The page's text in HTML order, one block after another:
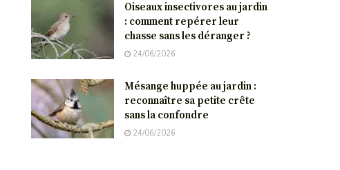
Oiseaux insectivores au jardin
: comment repérer leur
chasse sans les déranger ?
24/06/2026
Mésange huppée au jardin :
reconnaître sa petite crête
sans la confondre
24/06/2026